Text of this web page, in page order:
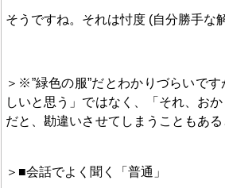
そうですね。それは忖度 (自分勝
＞※”緑色の服”だとわかりづらいで
しいと思う」ではなく、「それ、お
だと、勘違いさせてしまうこともあ
＞■会話でよく聞く「普通」